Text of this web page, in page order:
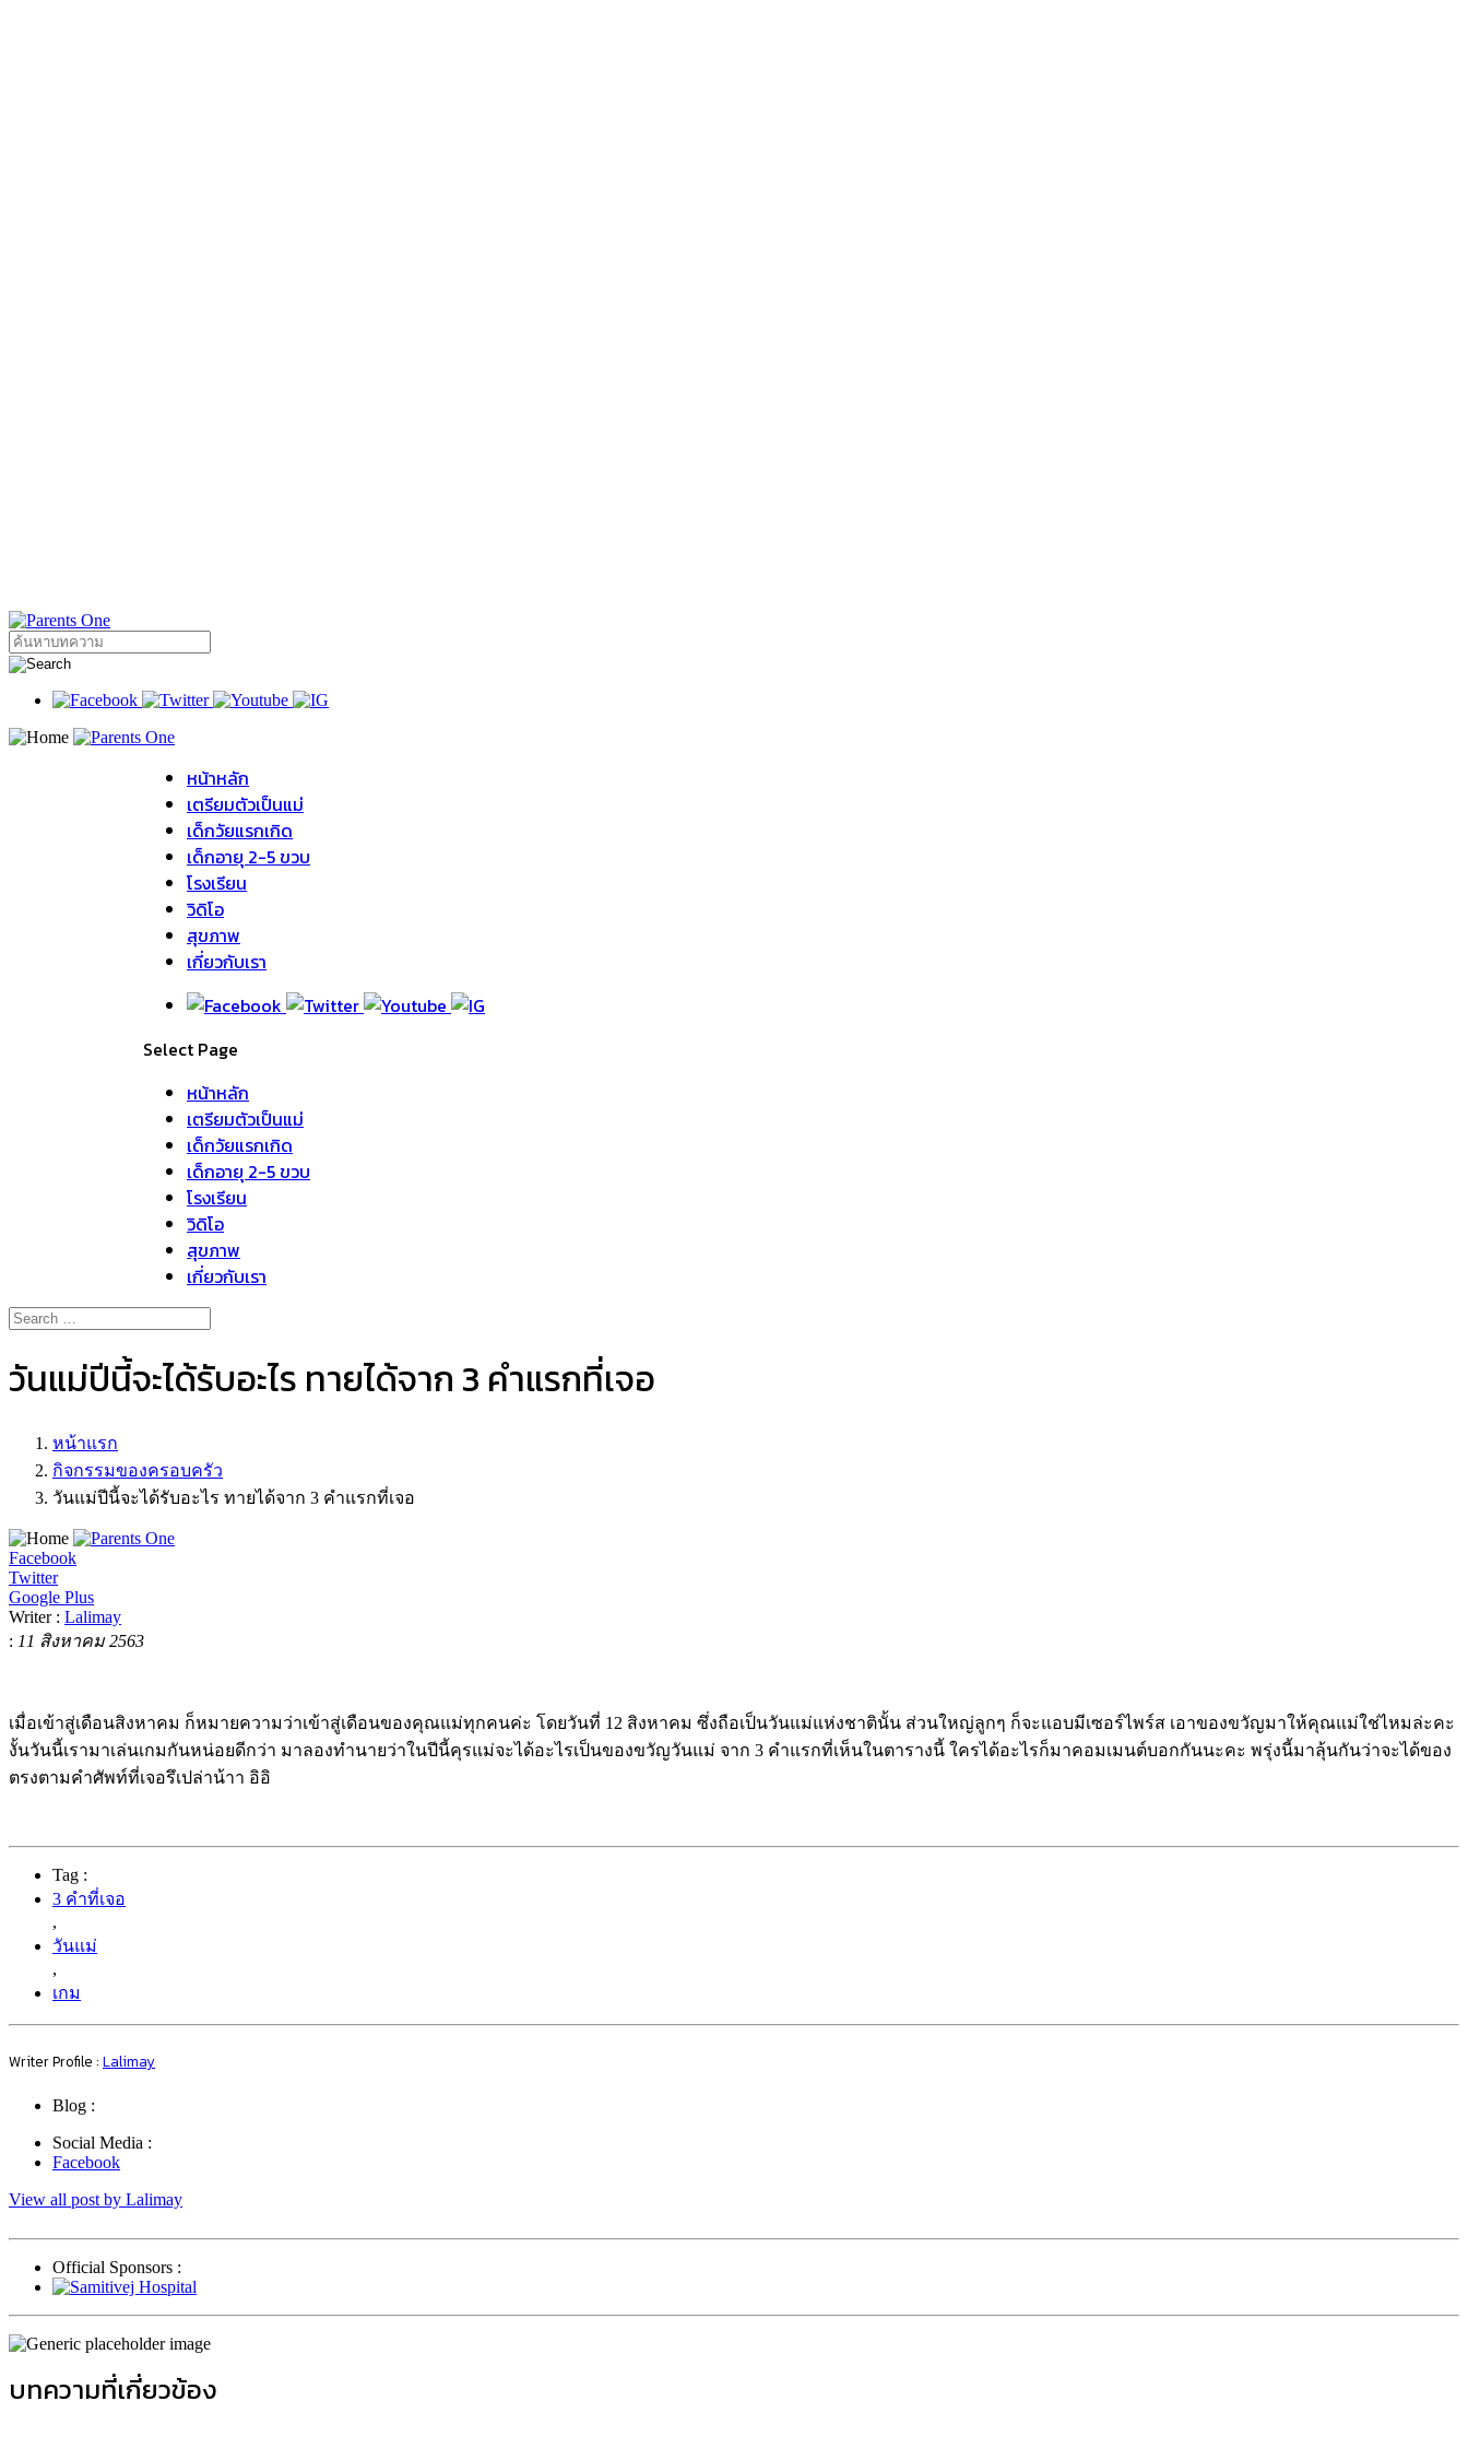
หน้าหลัก
เตรียมตัวเป็นแม่
เด็กวัยแรกเกิด
เด็กอายุ 2-5 ขวบ
โรงเรียน
วิดิโอ
สุขภาพ
เกี่ยวกับเรา
Select Page
หน้าหลัก
เตรียมตัวเป็นแม่
เด็กวัยแรกเกิด
เด็กอายุ 2-5 ขวบ
โรงเรียน
วิดิโอ
สุขภาพ
เกี่ยวกับเรา
วันแม่ปีนี้จะได้รับอะไร ทายได้จาก 3 คำแรกที่เจอ
หน้าแรก
กิจกรรมของครอบครัว
วันแม่ปีนี้จะได้รับอะไร ทายได้จาก 3 คำแรกที่เจอ
Facebook
Twitter
Google Plus
Writer : Lalimay
: 11 สิงหาคม 2563
เมื่อเข้าสู่เดือนสิงหาคม ก็หมายความว่าเข้าสู่เดือนของคุณแม่ทุกคนค่ะ โดยวันที่ 12 สิงหาคม ซึ่งถือเป็นวันแม่แห่งชาตินั้น ส่วนใหญ่ลูกๆ ก็จะแอบมีเซอร์ไพร์ส เอาของขวัญมาให้คุณแม่ใช่ไหมล่ะคะ
งั้นวันนี้เรามาเล่นเกมกันหน่อยดีกว่า มาลองทำนายว่าในปีนี้คุรแม่จะได้อะไรเป็นของขวัญวันแม่ จาก 3 คำแรกที่เห็นในตารางนี้ ใครได้อะไรก็มาคอมเมนต์บอกกันนะคะ พรุ่งนี้มาลุ้นกันว่าจะได้ของ
ตรงตามคำศัพท์ที่เจอรึเปล่าน้าา อิอิ
Tag :
3 คำที่เจอ
,
วันแม่
,
เกม
Writer Profile : Lalimay
Blog :
Social Media :
Facebook
View all post by Lalimay
Official Sponsors :
บทความที่เกี่ยวข้อง